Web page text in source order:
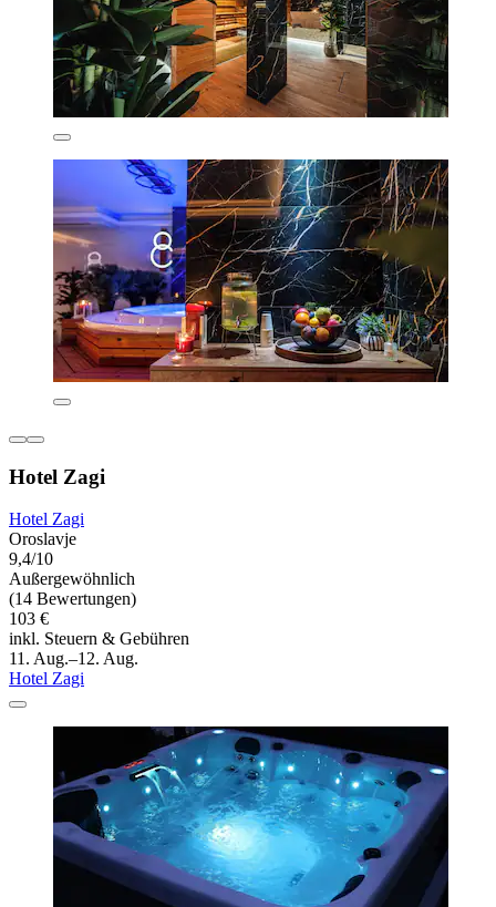
Hotel Zagi
Hotel Zagi
Oroslavje
9,4/10
Außergewöhnlich
(14 Bewertungen)
103 €
inkl. Steuern & Gebühren
11. Aug.–12. Aug.
Hotel Zagi